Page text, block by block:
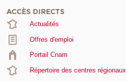
ACCÈS DIRECTS
Actualités
Offres d'emploi
Portail Cnam
Répertoire des centres régionaux